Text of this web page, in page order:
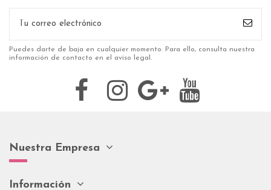
Puedes darte de baja en cualquier momento. Para ello, consulta nuestra
información de contacto en el aviso legal.
Nuestra Empresa
Información